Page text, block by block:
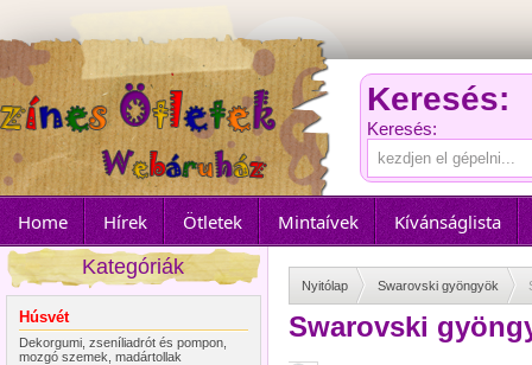
Keresés:
Keresés:
Home Hírek Ötletek Mintaívek
Kívánságlista
Kategóriák
Húsvét
Dekorgumi, zseníliadrót és pompon,
mozgó szemek, madártollak
Nyitólap Swarovski gyöngyök
Swarovski